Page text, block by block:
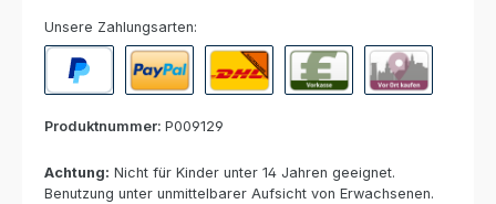
Unsere Zahlungsarten:
Produktnummer: P009129
Achtung: Nicht für Kinder unter 14 Jahren geeignet.
Benutzung unter unmittelbarer Aufsicht von Erwachsenen.